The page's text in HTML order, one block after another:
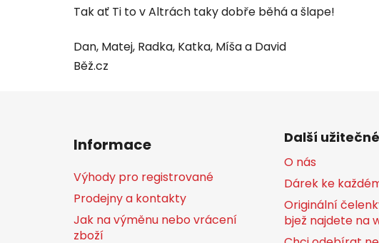
Tak ať Ti to v Altrách taky dobře běhá a šlape!
Dan, Matej, Radka, Katka, Míša a David
Běž.cz
Informace
Výhody pro registrované
Prodejny a kontakty
Jak na výměnu nebo vrácení
zboží
Další
O nás
Dárek ke
Originální
bjež najdete na